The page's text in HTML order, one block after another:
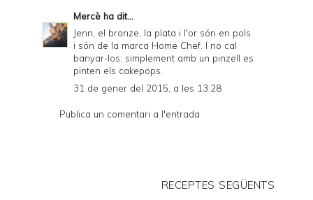
Mercè ha dit...
Jenn, el bronze, la plata i l'or són en pols
i són de la marca Home Chef. I no cal
banyar-los, simplement amb un pinzell es
pinten els cakepops.
31 de gener del 2015, a les 13:28
Publica un comentari a l'entrada
RECEPTES SEGÜENTS